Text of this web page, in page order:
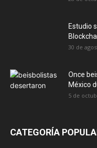
Estudio
30 de
Once
México
5 de
CATEGORÍA